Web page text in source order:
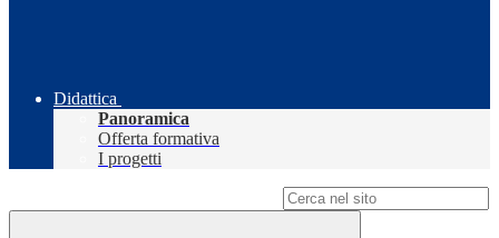
Didattica
Panoramica
Offerta formativa
I progetti